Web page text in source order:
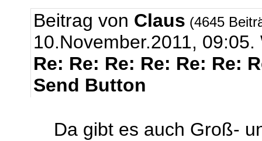
Beitrag von Claus (4645
10.November.2011,
Re: Re: Re: Re: Re: Re:
Send Button
Da gibt es auch Groß-